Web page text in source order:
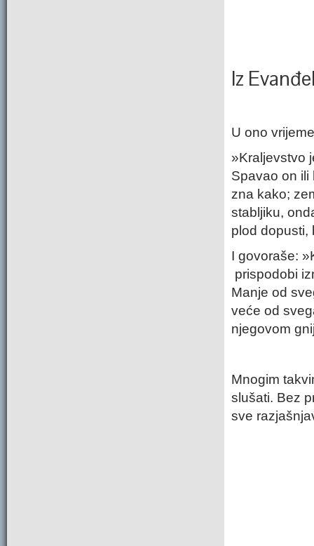
Iz
U ono
»Kraljevstvo
Spavao on ili
zna kako;
stabljiku,
plod dopusti,
I govoraše:
prispodobi
Manje od
veće od
njegovom
Mnogim
slušati. Bez
sve